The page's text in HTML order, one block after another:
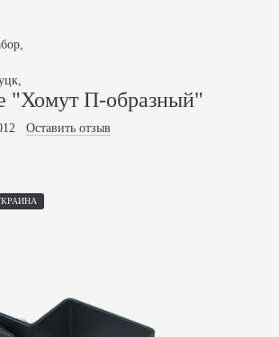
"Хомут П-образный"
Оставить отзыв